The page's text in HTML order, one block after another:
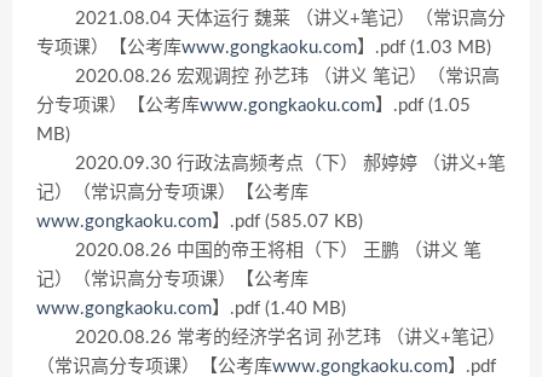
2021.08.04 天体运行 魏莱 （讲义+笔记）（常识高分
专项课）【公考库www.gongkaoku.com】.pdf (1.03 MB)
2020.08.26 宏观调控 孙艺玮 （讲义 笔记）（常识高
分专项课）【公考库www.gongkaoku.com】.pdf (1.05
MB)
2020.09.30 行政法高频考点（下） 郝婷婷 （讲义+笔
记）（常识高分专项课）【公考库
www.gongkaoku.com】.pdf (585.07 KB)
2020.08.26 中国的帝王将相（下） 王鹏 （讲义 笔
记）（常识高分专项课）【公考库
www.gongkaoku.com】.pdf (1.40 MB)
2020.08.26 常考的经济学名词 孙艺玮 （讲义+笔记）
（常识高分专项课）【公考库www.gongkaoku.com】.pdf